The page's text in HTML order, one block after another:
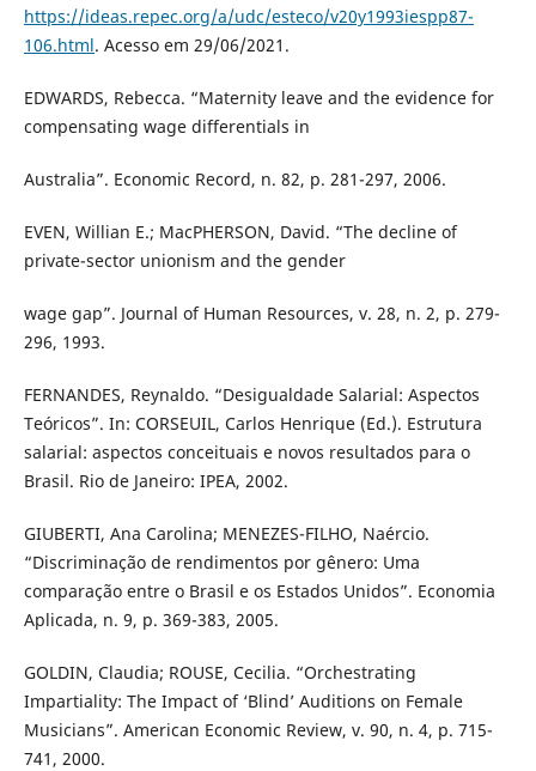
https://ideas.repec.org/a/udc/esteco/v20y1993iespp87-
106.html. Acesso em 29/06/2021.
EDWARDS, Rebecca. “Maternity leave and the evidence for
compensating wage differentials in
Australia”. Economic Record, n. 82, p. 281-297, 2006.
EVEN, Willian E.; MacPHERSON, David. “The decline of
private-sector unionism and the gender
wage gap”. Journal of Human Resources, v. 28, n. 2, p. 279-
296, 1993.
FERNANDES, Reynaldo. “Desigualdade Salarial: Aspectos
Teóricos”. In: CORSEUIL, Carlos Henrique (Ed.). Estrutura
salarial: aspectos conceituais e novos resultados para o
Brasil. Rio de Janeiro: IPEA, 2002.
GIUBERTI, Ana Carolina; MENEZES-FILHO, Naércio.
“Discriminação de rendimentos por gênero: Uma
comparação entre o Brasil e os Estados Unidos”. Economia
Aplicada, n. 9, p. 369-383, 2005.
GOLDIN, Claudia; ROUSE, Cecilia. “Orchestrating
Impartiality: The Impact of ‘Blind’ Auditions on Female
Musicians”. American Economic Review, v. 90, n. 4, p. 715-
741, 2000.